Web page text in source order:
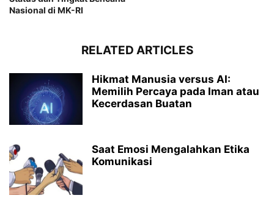
Nasional di MK-RI
RELATED ARTICLES
Hikmat Manusia versus AI:
Memilih Percaya pada Iman atau
Kecerdasan Buatan
Saat Emosi Mengalahkan Etika
Komunikasi